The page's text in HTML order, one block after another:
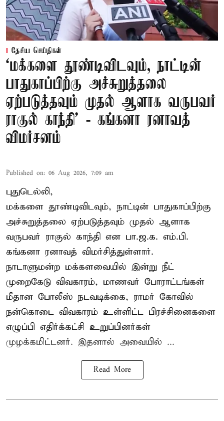
தேசிய செய்திகள்
‘மக்களை தூண்டிவிடவும், நாட்டின்
பாதுகாப்பிற்கு அச்சுறுத்தலை
ஏற்படுத்தவும் முதல் ஆளாக வருபவர்
ராகுல் காந்தி’ - கங்கனா ரனாவத்
விமர்சனம்
Published on: 06 Aug 2026, 7:09 am
புதுடெல்லி,
மக்களை தூண்டிவிடவும், நாட்டின் பாதுகாப்பிற்கு
அச்சுறுத்தலை ஏற்படுத்தவும் முதல் ஆளாக
வருபவர் ராகுல் காந்தி என பா.ஜ.க. எம்.பி.
கங்கனா ரனாவத் விமர்சித்துள்ளார்.
நாடாளுமன்ற மக்களவையில் இன்று நீட்
முறைகேடு விவகாரம், மாணவர் போராட்டங்கள்
மீதான போலீஸ் நடவடிக்கை, ராமர் கோவில்
நன்கொடை விவகாரம் உள்ளிட்ட பிரச்சினைகளை
எழுப்பி எதிர்க்கட்சி உறுப்பினர்கள்
முழக்கமிட்டனர். இதனால் அவையில் ...
Read More